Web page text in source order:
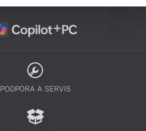
PODPORA A SERVIS